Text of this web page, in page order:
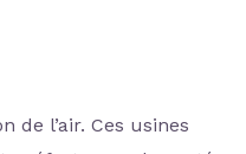
l’air. Ces usines